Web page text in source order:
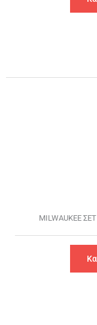
MILWAUKEE